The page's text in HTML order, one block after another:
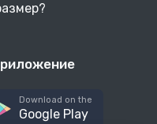
Download on the
Google Play